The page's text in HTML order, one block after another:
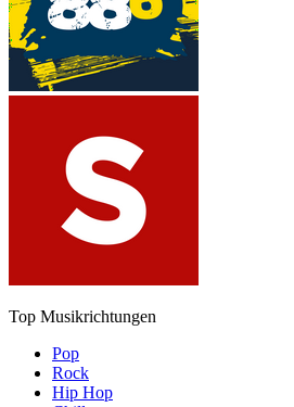
Top Musikrichtungen
Pop
Rock
Hip Hop